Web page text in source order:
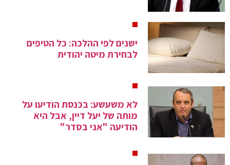
ישנים לפי ההלכה: כל הטיפים
לבחירת מיטה יהודית
לא משעשע: בכנסת הודיעו על
מותה של יעל דיין, אבל היא
הודיעה "אני בסדר"